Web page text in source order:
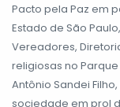
Pacto pela Paz em
Estado de São
Vereadores,
religiosas no
Antônio Sandei
sociedade em prol